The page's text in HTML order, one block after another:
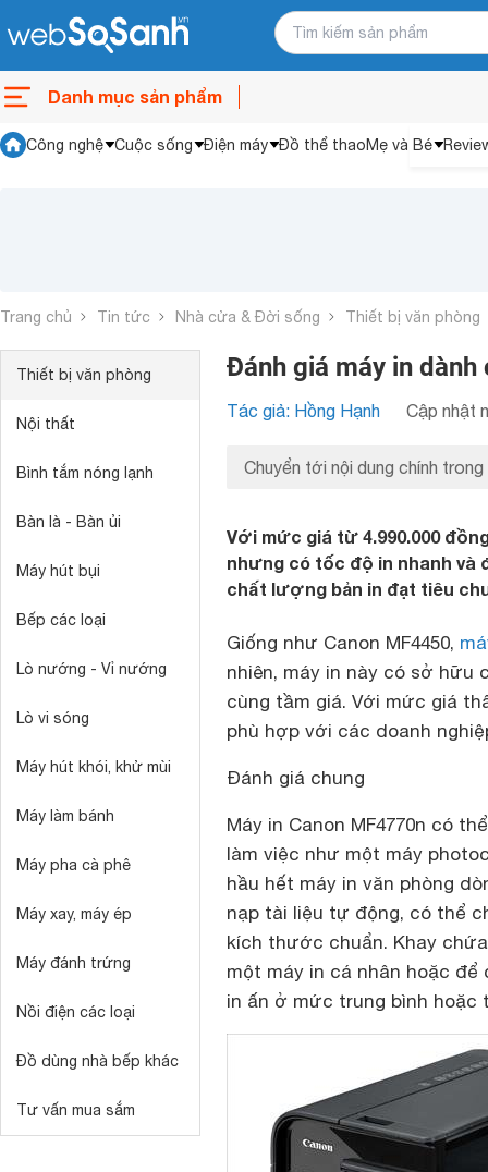
Danh mục sản phẩm
Công nghệ Cuộc sống Điện máy Đồ thể thaoMẹ và Bé
Trang chủ Tin tức Nhà cửa & Đời sống Thiết bị văn phòng
Thiết bị văn phòng
Nội thất
Bình tắm nóng lạnh
Bàn là - Bàn ủi
Máy hút bụi
Bếp các loại
Lò nướng - Vỉ nướng
Lò vi sóng
Máy hút khói, khử mùi
Máy làm bánh
Máy pha cà phê
Máy xay, máy ép
Máy đánh trứng
Nồi điện các loại
Đồ dùng nhà bếp khác
Tư vấn mua sắm
Đánh giá máy in dành
Tác giả: Hồng Hạnh Cập nhật
Chuyển tới nội dung chính trong
Với mức giá từ 4.990.000
nhưng có tốc độ in nhanh và
chất lượng bản in đạt tiêu
Giống như Canon MF4450,
nhiên, máy in này có sở
cùng tầm giá. Với mức giá
phù hợp với các doanh
Đánh giá chung
Máy in Canon MF4770n có
làm việc như một máy
hầu hết máy in văn phòng
nạp tài liệu tự động, có thể
kích thước chuẩn. Khay
một máy in cá nhân hoặc để
in ấn ở mức trung bình hoặc